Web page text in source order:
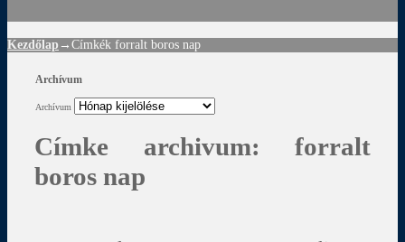
Kezdőlap →Címkék forralt boros nap
Archívum
Archívum
Címke archivum: forralt
boros nap